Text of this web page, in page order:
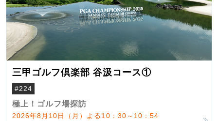
三甲ゴルフ倶楽部 谷汲コース①
#224
極上！ゴルフ場探訪
2026年8月10日（月）よる10：30～10：54